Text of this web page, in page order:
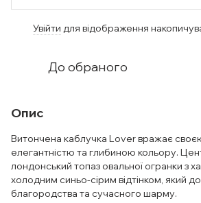
Увійти для відображення
До обраного
Опис
Витончена каблучка Lover вражає
елегантністю та глибиною кольору.
лондонський топаз овальної огранки з
холодним синьо-сірим відтінком, який
благородства та сучасного шарму.